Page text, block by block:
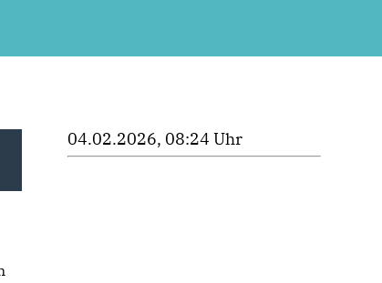
04.02.2026, 08:24 Uhr